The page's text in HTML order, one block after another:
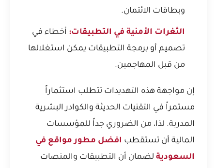
وبطاقات الائتمان.
الثغرات الأمنية في التطبيقات: أخطاء في
تصميم أو برمجة التطبيقات يمكن استغلالها
من قبل المهاجمين.
إن مواجهة هذه التهديدات تتطلب استثماراً
مستمراً في التقنيات الحديثة والكوادر البشرية
المدربة. لذا، من الضروري جداً للمؤسسات
المالية أن تستقطب افضل مطور مواقع في
السعودية لضمان أن التطبيقات والمنصات